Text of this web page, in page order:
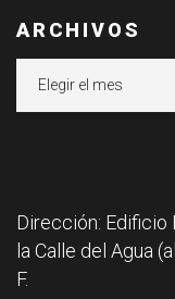
ARCHIVOS
Dirección: Edificio
la Calle del Agua
F.